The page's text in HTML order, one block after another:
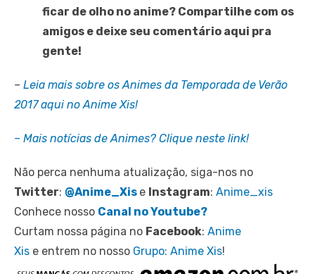
ficar de olho no anime? Compartilhe com os
amigos e deixe seu comentário aqui pra
gente!
– Leia mais sobre os Animes da Temporada de Verão
2017 aqui no Anime Xis!
– Mais notícias de Animes? Clique neste link!
Não perca nenhuma atualização, siga-nos no
Twitter: @Anime_Xis e Instagram: Anime_xis
Conhece nosso Canal no Youtube?
Curtam nossa página no Facebook: Anime
Xis e entrem no nosso Grupo: Anime Xis!